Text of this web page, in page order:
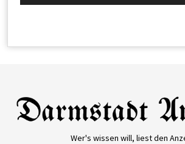
Wer's wissen will, liest den